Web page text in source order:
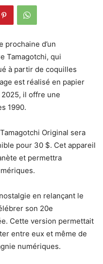
prochaine d’un
Tamagotchi, qui
à partir de coquilles
est réalisé en papier
il offre une
1990.
Original sera
pour 30 $. Cet appareil
et permettra
en relançant le
son 20e
Cette version permettait
entre eux et même de
numériques.